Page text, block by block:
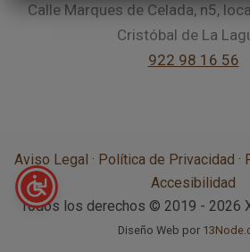
Calle Marques de Celada, n5,
Cristóbal de La
922 98 16 56
Aviso Legal · Política de Privacidad ·
Accesibilidad
Todos los derechos © 2019 - 2026
Diseño Web por